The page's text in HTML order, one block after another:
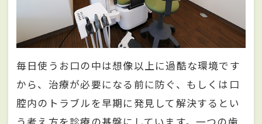
毎日使うお口の中は想像以上に過酷な環境です
から、治療が必要になる前に防ぐ、もしくは口
腔内のトラブルを早期に発見して解決するとい